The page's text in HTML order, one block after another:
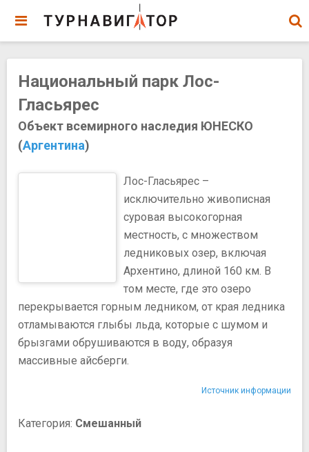
Национальный парк Лос-
Гласьярес
Объект всемирного наследия ЮНЕСКО
(Аргентина)
Лос-Гласьярес –
исключительно живописная
суровая высокогорная
местность, с множеством
ледниковых озер, включая
Архентино, длиной 160 км. В
том месте, где это озеро
перекрывается горным ледником, от края ледника
отламываются глыбы льда, которые с шумом и
брызгами обрушиваются в воду, образуя
массивные айсберги.
Источник информации
Категория: Смешанный